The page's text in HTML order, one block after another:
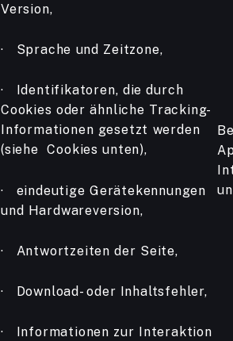
Version,
· Sprache und Zeitzone,
· Identifikatoren, die durch
Cookies oder ähnliche Tracking-
Informationen gesetzt werden
(siehe Cookies unten),
· eindeutige Gerätekennungen
und Hardwareversion,
· Antwortzeiten der Seite,
· Download- oder Inhaltsfehler,
· Informationen zur Interaktion